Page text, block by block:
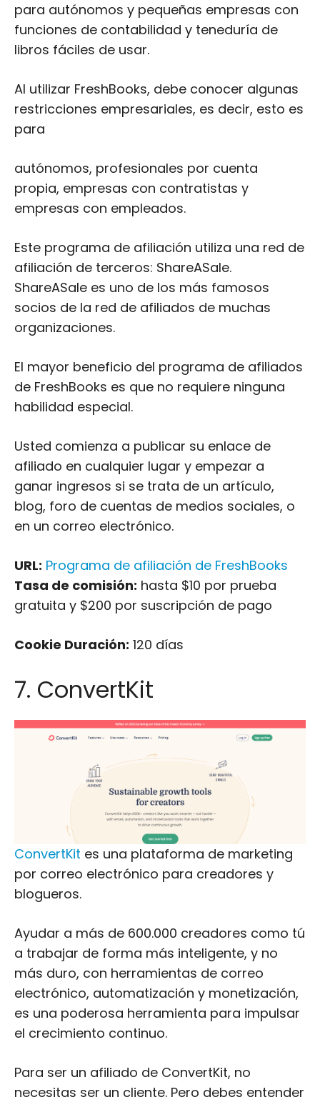
para autónomos y pequeñas empresas con
funciones de contabilidad y teneduría de
libros fáciles de usar.
Al utilizar FreshBooks, debe conocer algunas
restricciones empresariales, es decir, esto es
para
autónomos, profesionales por cuenta
propia, empresas con contratistas y
empresas con empleados.
Este programa de afiliación utiliza una red de
afiliación de terceros: ShareASale.
ShareASale es uno de los más famosos
socios de la red de afiliados de muchas
organizaciones.
El mayor beneficio del programa de afiliados
de FreshBooks es que no requiere ninguna
habilidad especial.
Usted comienza a publicar su enlace de
afiliado en cualquier lugar y empezar a
ganar ingresos si se trata de un artículo,
blog, foro de cuentas de medios sociales, o
en un correo electrónico.
URL: Programa de afiliación de FreshBooks
Tasa de comisión: hasta $10 por prueba
gratuita y $200 por suscripción de pago
Cookie Duración: 120 días
7. ConvertKit
ConvertKit es una plataforma de marketing
por correo electrónico para creadores y
blogueros.
Ayudar a más de 600.000 creadores como tú
a trabajar de forma más inteligente, y no
más duro, con herramientas de correo
electrónico, automatización y monetización,
es una poderosa herramienta para impulsar
el crecimiento continuo.
Para ser un afiliado de ConvertKit, no
necesitas ser un cliente. Pero debes entender